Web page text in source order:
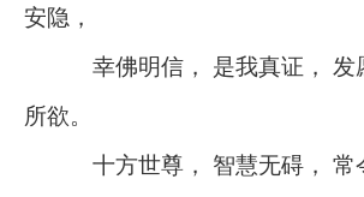
安隐，
幸佛明信， 是我真证， 发
所欲。
十方世尊， 智慧无碍， 常